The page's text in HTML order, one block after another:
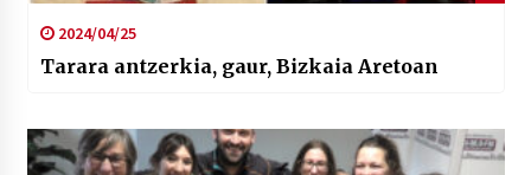
2024/04/25
Tarara antzerkia, gaur, Bizkaia Aretoan